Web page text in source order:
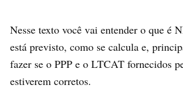
Nesse texto você vai entender o que é
está previsto, como se calcula e,
fazer se o PPP e o LTCAT fornecidos
estiverem corretos.